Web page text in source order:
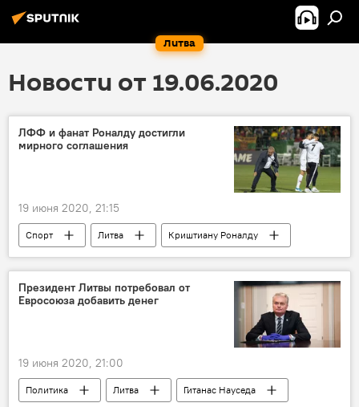
Литва
Новости от 19.06.2020
ЛФФ и фанат Роналду достигли
мирного соглашения
19 июня 2020, 21:15
Спорт Литва Криштиану Роналду
Президент Литвы потребовал от
Евросоюза добавить денег
19 июня 2020, 21:00
Политика Литва
Гитанас Науседа